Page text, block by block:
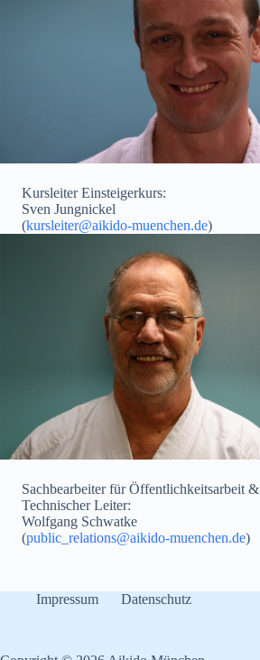
Kursleiter Einsteigerkurs:
Sven Jungnickel
(kursleiter@aikido-muenchen.de)
Sachbearbeiter für Öffentlichkeitsarbeit &
Technischer Leiter:
Wolfgang Schwatke
(public_relations@aikido-muenchen.de)
Impressum Datenschutz